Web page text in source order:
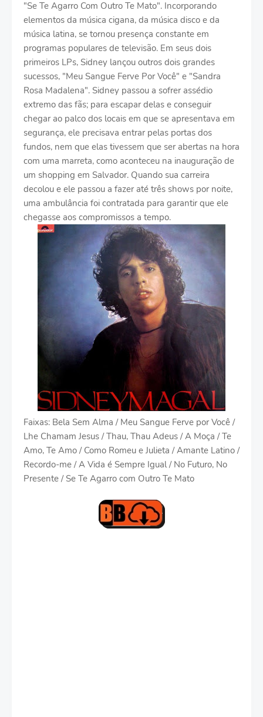
"Se Te Agarro Com Outro Te Mato". Incorporando
elementos da música cigana, da música disco e da
música latina, se tornou presença constante em
programas populares de televisão. Em seus dois
primeiros LPs, Sidney lançou outros dois grandes
sucessos, "Meu Sangue Ferve Por Você" e "Sandra
Rosa Madalena". Sidney passou a sofrer assédio
extremo das fãs; para escapar delas e conseguir
chegar ao palco dos locais em que se apresentava em
segurança, ele precisava entrar pelas portas dos
fundos, nem que elas tivessem que ser abertas na hora
com uma marreta, como aconteceu na inauguração de
um shopping em Salvador. Quando sua carreira
decolou e ele passou a fazer até três shows por noite,
uma ambulância foi contratada para garantir que ele
chegasse aos compromissos a tempo.
Faixas: Bela Sem Alma / Meu Sangue Ferve por Você /
Lhe Chamam Jesus / Thau, Thau Adeus / A Moça / Te
Amo, Te Amo / Como Romeu e Julieta / Amante Latino /
Recordo-me / A Vida é Sempre Igual / No Futuro, No
Presente / Se Te Agarro com Outro Te Mato